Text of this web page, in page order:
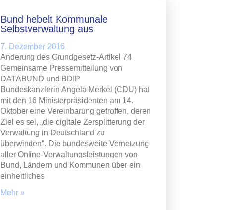
Bund hebelt Kommunale
Selbstverwaltung aus
7. Dezember 2016
Änderung des Grundgesetz-Artikel 74
Gemeinsame Pressemitteilung von
DATABUND und BDIP
Bundeskanzlerin Angela Merkel (CDU) hat
mit den 16 Ministerpräsidenten am 14.
Oktober eine Vereinbarung getroffen, deren
Ziel es sei, „die digitale Zersplitterung der
Verwaltung in Deutschland zu
überwinden“. Die bundesweite Vernetzung
aller Online-Verwaltungsleistungen von
Bund, Ländern und Kommunen über ein
einheitliches
Mehr »